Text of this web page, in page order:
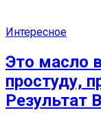
Интересное
Это масло
простуду,
Результат